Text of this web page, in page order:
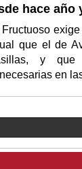
hace año
que el de
y que
en